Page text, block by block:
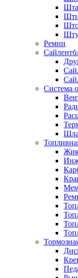
Ремни
Система